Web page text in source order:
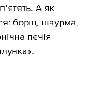
А як
борщ, шаурма,
печія